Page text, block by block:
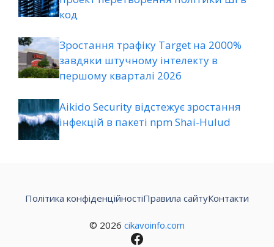
код
Зростання трафіку Target на 2000%
завдяки штучному інтелекту в
першому кварталі 2026
Aikido Security відстежує зростання
інфекцій в пакеті npm Shai-Hulud
© 2026 cikavoinfo.com
Політика конфіденційностіПравила сайтуКонтакти
Facebook